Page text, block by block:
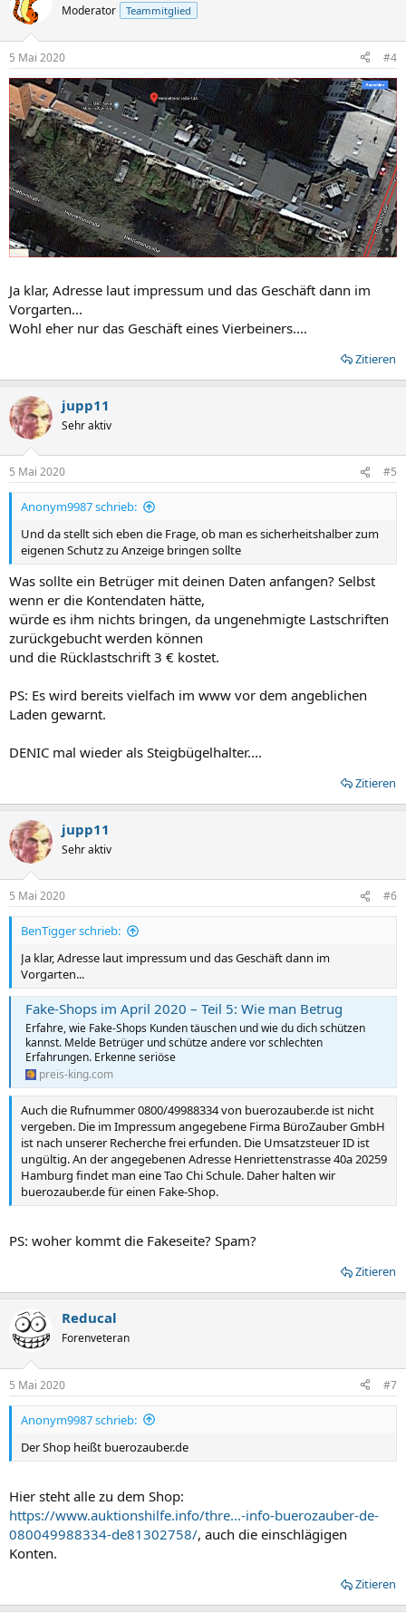
Moderator Teammitglied
5 Mai 2020 #4
Ja klar, Adresse laut impressum und das Geschäft dann im
Vorgarten...
Wohl eher nur das Geschäft eines Vierbeiners....
Zitieren
jupp11
Sehr aktiv
5 Mai 2020 #5
Anonym9987 schrieb:
Und da stellt sich eben die Frage, ob man es sicherheitshalber zum
eigenen Schutz zu Anzeige bringen sollte
Was sollte ein Betrüger mit deinen Daten anfangen? Selbst
wenn er die Kontendaten hätte,
würde es ihm nichts bringen, da ungenehmigte Lastschriften
zurückgebucht werden können
und die Rücklastschrift 3 € kostet.
PS: Es wird bereits vielfach im www vor dem angeblichen
Laden gewarnt.
DENIC mal wieder als Steigbügelhalter....
Zitieren
jupp11
Sehr aktiv
5 Mai 2020 #6
BenTigger schrieb:
Ja klar, Adresse laut impressum und das Geschäft dann im
Vorgarten...
Fake-Shops im April 2020 – Teil 5: Wie man Betrug
Erfahre, wie Fake-Shops Kunden täuschen und wie du dich schützen
kannst. Melde Betrüger und schütze andere vor schlechten
Erfahrungen. Erkenne seriöse
preis-king.com
Auch die Rufnummer 0800/49988334 von buerozauber.de ist nicht
vergeben. Die im Impressum angegebene Firma BüroZauber GmbH
ist nach unserer Recherche frei erfunden. Die Umsatzsteuer ID ist
ungültig. An der angegebenen Adresse Henriettenstrasse 40a 20259
Hamburg findet man eine Tao Chi Schule. Daher halten wir
buerozauber.de für einen Fake-Shop.
PS: woher kommt die Fakeseite? Spam?
Zitieren
Reducal
Forenveteran
5 Mai 2020 #7
Anonym9987 schrieb:
Der Shop heißt buerozauber.de
Hier steht alle zu dem Shop:
https://www.auktionshilfe.info/thre...-info-buerozauber-de-
080049988334-de81302758/, auch die einschlägigen
Konten.
Zitieren